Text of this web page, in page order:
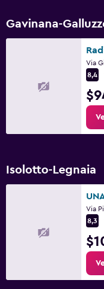
Gavinana-
8,4
Isolotto-Legnaia
Via
8,3